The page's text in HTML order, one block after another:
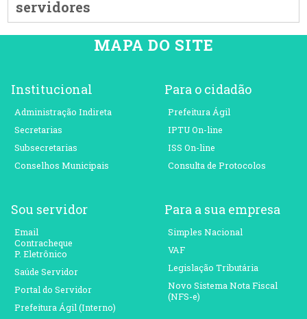
servidores
MAPA DO SITE
Institucional
Administração Indireta
Secretarias
Subsecretarias
Conselhos Municipais
Para o cidadão
Prefeitura Ágil
IPTU On-line
ISS On-line
Consulta de Protocolos
Sou servidor
Email
Contracheque
P. Eletrônico
Saúde Servidor
Portal do Servidor
Prefeitura Ágil (Interno)
Para a sua empresa
Simples Nacional
VAF
Legislação Tributária
Novo Sistema Nota Fiscal
(NFS-e)